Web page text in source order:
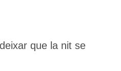
que la nit se